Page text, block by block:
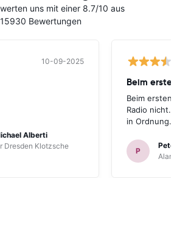
uns mit einer 8.7/10 aus
Bewertungen
10-09-2025
Alberti
Dresden Klotzsche
Beim
Beim ersten
Radio nicht.
in Ordnung.
P